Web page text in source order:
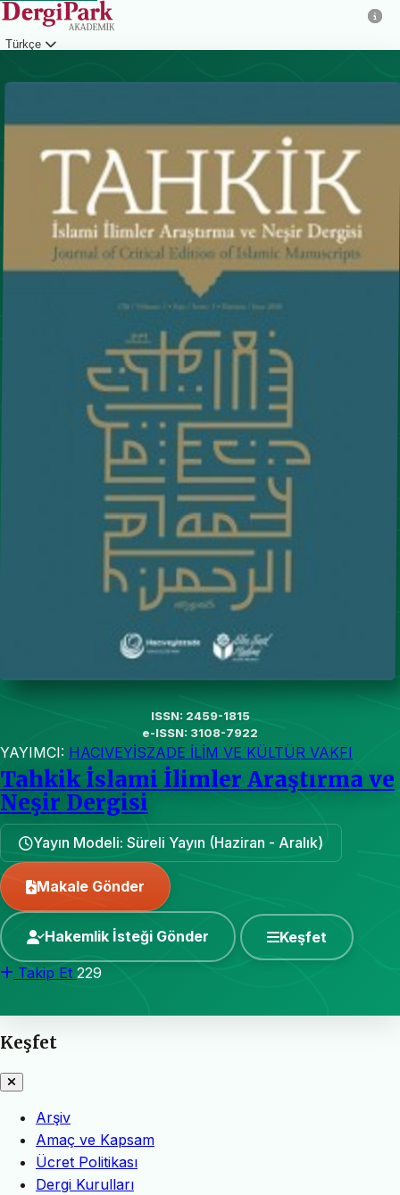
Türkçe
ISSN: 2459-1815
e-ISSN: 3108-7922
YAYIMCI: HACIVEYİSZADE İLİM VE KÜLTÜR VAKFI
Tahkik İslami İlimler Araştırma ve
Neşir Dergisi
Yayın Modeli: Süreli Yayın (Haziran - Aralık)
Makale Gönder
Hakemlik İsteği Gönder Keşfet
Takip Et 229
Keşfet
Arşiv
Amaç ve Kapsam
Ücret Politikası
Dergi Kurulları